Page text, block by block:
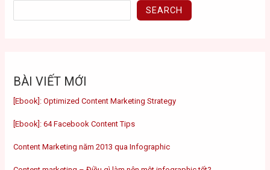
SEARCH
BÀI VIẾT MỚI
[Ebook]: Optimized Content Marketing Strategy
[Ebook]: 64 Facebook Content Tips
Content Marketing năm 2013 qua Infographic